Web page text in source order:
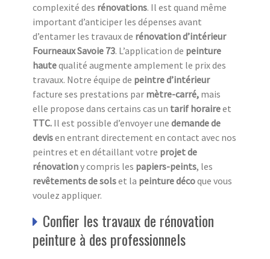
complexité des rénovations. Il est quand même
important d’anticiper les dépenses avant
d’entamer les travaux de rénovation d’intérieur
Fourneaux Savoie 73. L’application de peinture
hautequalité augmente amplement le prix des
travaux. Notre équipe de peintre d’intérieur
facture ses prestations par mètre-carré, mais
elle propose dans certains cas un tarif horaireet
TTC. Il est possible d’envoyer une demande de
devisen entrant directement en contact avec nos
peintres et en détaillant votre projet de
rénovationy compris les papiers-peints, les
revêtements de solset la peinture décoque vous
voulez appliquer.
Confier les travaux de rénovation
peinture à des professionnels